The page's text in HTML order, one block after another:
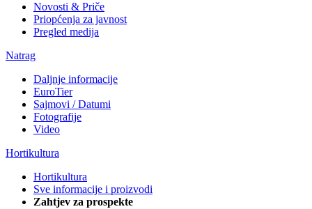
Novosti & Priče
Priopćenja za javnost
Pregled medija
Natrag
Daljnje informacije
EuroTier
Sajmovi / Datumi
Fotografije
Video
Hortikultura
Hortikultura
Sve informacije i proizvodi
Zahtjev za prospekte